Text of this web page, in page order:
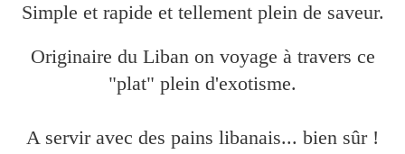
Simple et rapide et tellement plein de saveur.
Originaire du Liban on voyage à travers ce
"plat" plein d'exotisme.
A servir avec des pains libanais... bien sûr !